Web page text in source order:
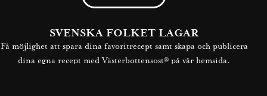
SVENSKA FOLKET LAGAR
Få möjlighet att spara dina favoritrecept samt skapa och publicera
dina egna recept med Västerbottensost® på vår hemsida.